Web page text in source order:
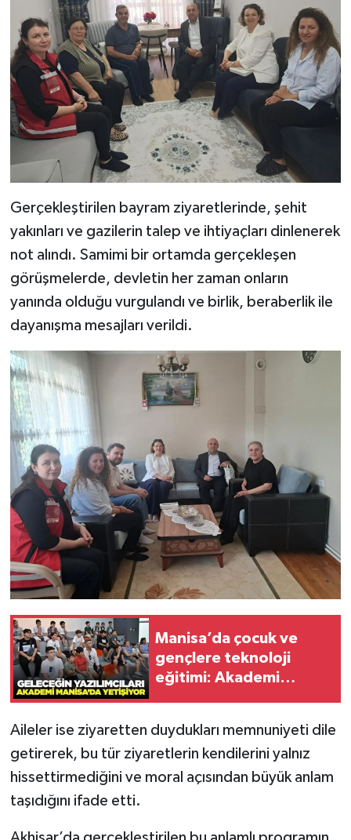
Gerçekleştirilen bayram ziyaretlerinde, şehit
yakınları ve gazilerin talep ve ihtiyaçları dinlenerek
not alındı. Samimi bir ortamda gerçekleşen
görüşmelerde, devletin her zaman onların
yanında olduğu vurgulandı ve birlik, beraberlik ile
dayanışma mesajları verildi.
Manisa’da çocuk ve
gençlere teknoloji
eğitimi: Akademi
Aileler ise ziyaretten duydukları memnuniyeti dile
getirerek, bu tür ziyaretlerin kendilerini yalnız
hissettirmediğini ve moral açısından büyük anlam
taşıdığını ifade etti.